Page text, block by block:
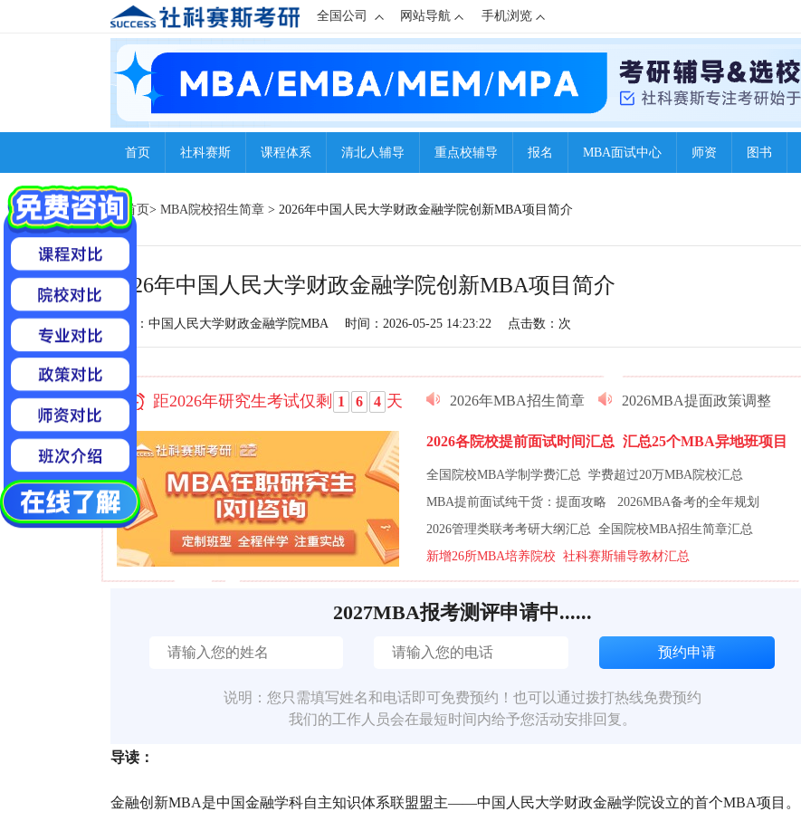
全国公司 网站导航 手机浏览
首页 社科赛斯 课程体系 清北人辅导 重点校辅导 报名 MBA面试中心 师资 图书
首页> MBA院校招生简章 > 2026年中国人民大学财政金融学院创新MBA项目简介
2026年中国人民大学财政金融学院创新MBA项目简介
来源：中国人民大学财政金融学院MBA 时间：2026-05-25 14:23:22 点击数： 次
距2026年研究生考试仅剩 1 6 4 天 2026年MBA招生简章 2026MBA提面政策调整
2026各院校提前面试时间汇总 汇总25个MBA异地班项目
全国院校MBA学制学费汇总 学费超过20万MBA院校汇总
MBA提前面试纯干货：提面攻略
2026MBA备考的全年规划
2026管理类联考考研大纲汇总 全国院校MBA招生简章汇总
新增26所MBA培养院校 社科赛斯辅导教材汇总
2027MBA报考测评申请中......
说明：您只需填写姓名和电话即可免费预约！也可以通过拨打热线免费预约
我们的工作人员会在最短时间内给予您活动安排回复。
导读：
金融创新MBA是中国金融学科自主知识体系联盟盟主——中国人民大学财政金融学院设立的首个MBA项目。